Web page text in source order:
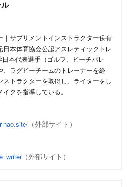
｜サプリメントインストラクター保有
本体育協会公認アスレティックトレ
本代表選手（ゴルフ、ビーチバレ
、ラグビーチームのトレーナーを経
トラクターを取得し、ライターをし
クを指導している。
nao.site/ （外部サイト）
（外部サイト）